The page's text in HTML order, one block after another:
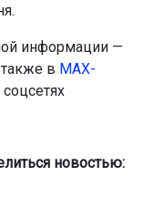
информации —
в МАХ-
новостью: